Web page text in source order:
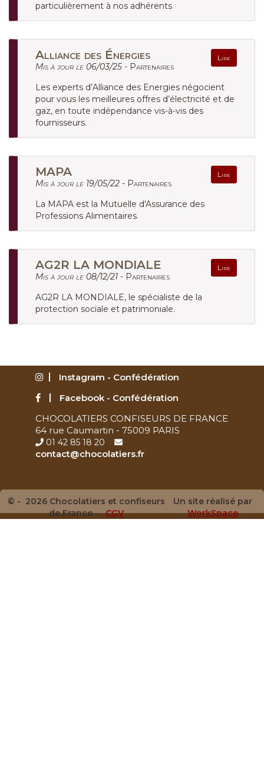
particulièrement à nos adhérents
Alliance des Énergies Lire
Mis à jour le 06/03/25 - Partenaires
Les experts d’Alliance des Energies négocient
pour vous les meilleures offres d’électricité et de
gaz, en toute indépendance vis-à-vis des
fournisseurs.
MAPA Lire
Mis à jour le 19/05/22 - Partenaires
La MAPA est la Mutuelle d'Assurance des
Professions Alimentaires.
AG2R LA MONDIALE Lire
Mis à jour le 08/12/21 - Partenaires
AG2R LA MONDIALE, le spécialiste de la
protection sociale et patrimoniale.
Instagram - Confédération
Facebook - Confédération
CHOCOLATIERS CONFISEURS DE FRANCE
64 rue Caumartin - 75009 PARIS
01 42 85 18 20
contact@chocolatiers.fr
© - 2026 Chocolatiers et confiseurs
de France -CGV
Un site réalisé par
WorkSpace